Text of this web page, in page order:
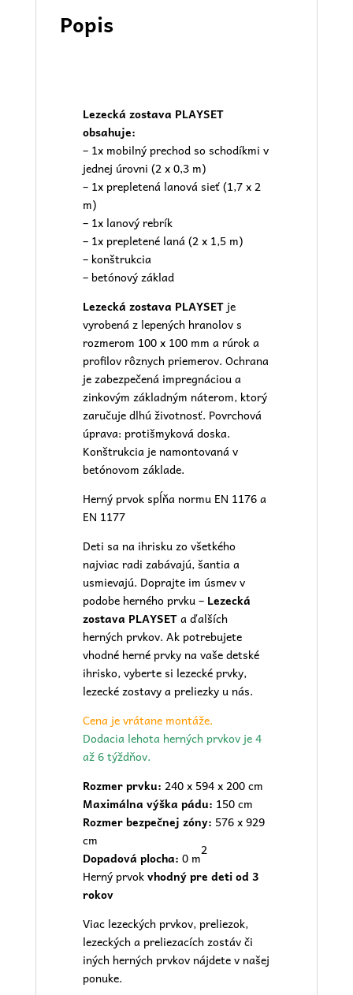
Popis
Lezecká zostava PLAYSET
obsahuje:
– 1x mobilný prechod so schodíkmi v
jednej úrovni (2 x 0,3 m)
– 1x prepletená lanová sieť (1,7 x 2
m)
– 1x lanový rebrík
– 1x prepletené laná (2 x 1,5 m)
– konštrukcia
– betónový základ
Lezecká zostava PLAYSET je
vyrobená z lepených hranolov s
rozmerom 100 x 100 mm a rúrok a
profilov rôznych priemerov. Ochrana
je zabezpečená impregnáciou a
zinkovým základným náterom, ktorý
zaručuje dlhú životnosť. Povrchová
úprava: protišmyková doska.
Konštrukcia je namontovaná v
betónovom základe.
Herný prvok spĺňa normu EN 1176 a
EN 1177
Deti sa na ihrisku zo všetkého
najviac radi zabávajú, šantia a
usmievajú. Doprajte im úsmev v
podobe herného prvku – Lezecká
zostava PLAYSETa ďalších
herných prvkov. Ak potrebujete
vhodné herné prvky na vašedetské
ihrisko, vyberte si lezecké prvky,
lezecké zostavy a preliezky u nás.
Cena je vrátane montáže.
Dodacia lehota herných prvkov je 4
až 6 týždňov.
Rozmer prvku: 240 x 594 x 200 cm
Maximálna výška pádu: 150 cm
Rozmer bezpečnej zóny: 576 x 929
cm
Dopadová plocha: 0 m
2
Herný prvokvhodný pre deti od 3
rokov
Viac lezeckých prvkov, preliezok,
lezeckých a preliezacích zostáv či
iných herných prvkov nájdete v našej
ponuke.